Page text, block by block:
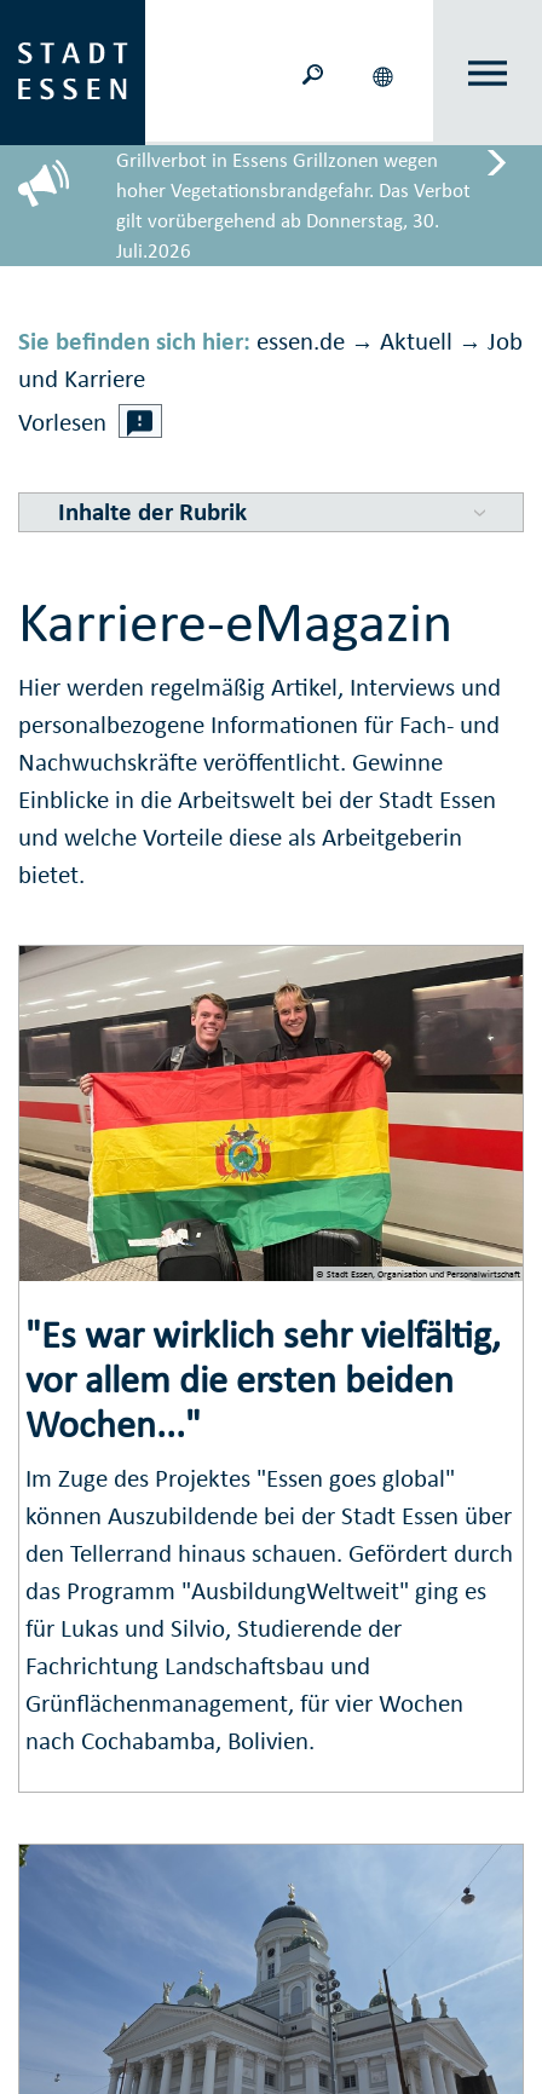
Grillverbot in Essens Grillzonen wegen
hoher Vegetationsbrandgefahr. Das Verbot
gilt vorübergehend ab Donnerstag, 30.
Juli.2026
Sie befinden sich hier: essen.de → Aktuell → Job
und Karriere
Vorlesen
Inhalte der Rubrik
Karriere-eMagazin
Hier werden regelmäßig Artikel, Interviews und
personalbezogene Informationen für Fach- und
Nachwuchskräfte veröffentlicht. Gewinne
Einblicke in die Arbeitswelt bei der Stadt Essen
und welche Vorteile diese als Arbeitgeberin
bietet.
© Stadt Essen, Organisation und Personalwirtschaft
"Es war wirklich sehr vielfältig,
vor allem die ersten beiden
Wochen..."
Im Zuge des Projektes "Essen goes global"
können Auszubildende bei der Stadt Essen über
den Tellerrand hinaus schauen. Gefördert durch
das Programm "AusbildungWeltweit" ging es
für Lukas und Silvio, Studierende der
Fachrichtung Landschaftsbau und
Grünflächenmanagement, für vier Wochen
nach Cochabamba, Bolivien.